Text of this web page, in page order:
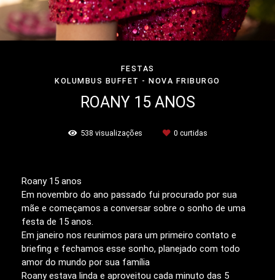
FESTAS
KOLUMBUS BUFFET - NOVA FRIBURGO
ROANY 15 ANOS
538 visualizações 0 curtidas
Roany 15 anos
Em novembro do ano passado fui procurado por sua
mãe e começamos a conversar sobre o sonho de uma
festa de 15 anos.
Em janeiro nos reunimos para um primeiro contato e
briefing e fechamos esse sonho, planejado com todo
amor do mundo por sua família
Roany estava linda e aproveitou cada minuto das 5